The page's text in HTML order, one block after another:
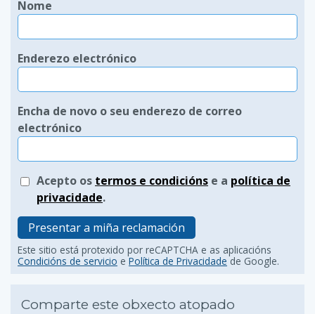
Nome
Enderezo electrónico
Encha de novo o seu enderezo de correo
electrónico
Acepto os termos e condicións e a política de
privacidade.
Presentar a miña reclamación
Este sitio está protexido por reCAPTCHA e as aplicacións
Condicións de servicio ePolítica de Privacidadede Google.
Comparte este obxecto atopado